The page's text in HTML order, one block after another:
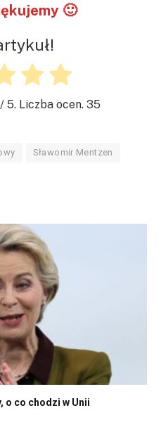
🙂
/ 5. Liczba ocen. 35
Sławomir Mentzen
o co chodzi w Unii